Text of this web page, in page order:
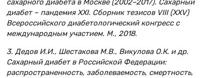
сахарного диабета в Москве (2002–2017). Сахарный
диабет – пандемия XXI. Сборник тезисов VIII (XXV)
Всероссийского диабетологический конгресс с
международным участием. М., 2018.
3. Дедов И.И., Шестакова М.В., Викулова О.К. и др.
Сахарный диабет в Российской Федерации:
распространенность, заболеваемость, смертность,